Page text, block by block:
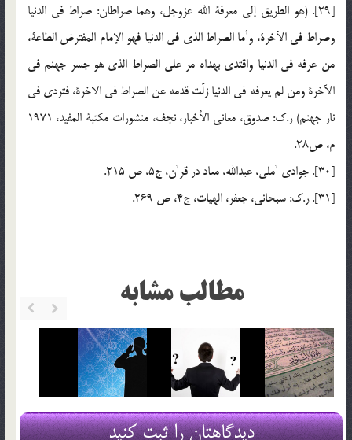
[29]. (هو الطريق إلي معرفة الله عزوجل، وهما صراطان: صراط في الدنيا
وصراط في الآخرة، وأما الصراط الذي في الدنيا فهو الإمام المفترض الطاعة،
من عرفه في الدنيا واقتدي بهداه مر علي الصراط الذي هو جسر جهنم في
الآخرة ومن لم يعرفه في الدنيا زلّت قدمه عن الصراط في الاخرة، فتردي في
نار جهنم) ر.ك: صدوق، معاني الأخبار، نجف، منشورات مكتبة المفيد، 1971
م، ص28.
[30]. جوادي آملي، عبدالله، معاد در قرآن، ج5، ص 215.
[31]. ر.ک: سبحاني، جعفر، الهيات، ج4، ص 269.
مطالب مشابه
دیدگاهتان را ثبت کنید